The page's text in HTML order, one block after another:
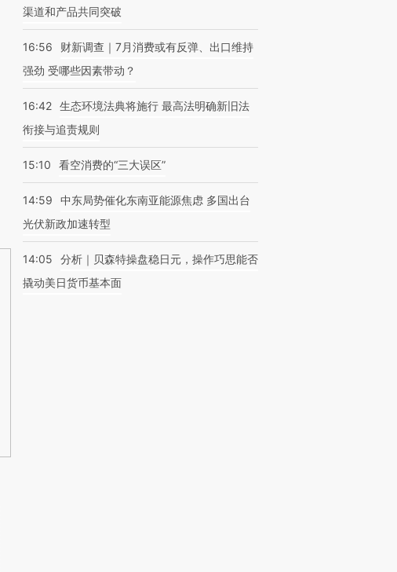
渠道和产品共同突破
16:56
财新调查｜7月消费或有反弹、出口维持
强劲 受哪些因素带动？
16:42 生态环境法典将施行 最高法明确新旧法
衔接与追责规则
15:10 看空消费的“三大误区”
14:59
中东局势催化东南亚能源焦虑 多国出台
光伏新政加速转型
14:05
分析｜贝森特操盘稳日元，操作巧思能否
撬动美日货币基本面